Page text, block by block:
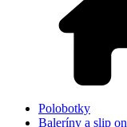
Polobotky
Baleríny a slip on